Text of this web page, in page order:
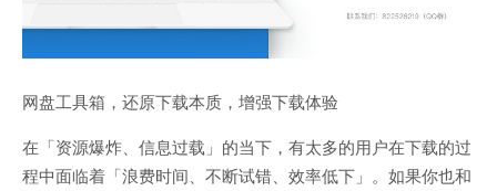
网盘工具箱，还原下载本质，增强下载体验
在「资源爆炸、信息过载」的当下，有太多的用户在下载的过
程中面临着「浪费时间、不断试错、效率低下」。如果你也和